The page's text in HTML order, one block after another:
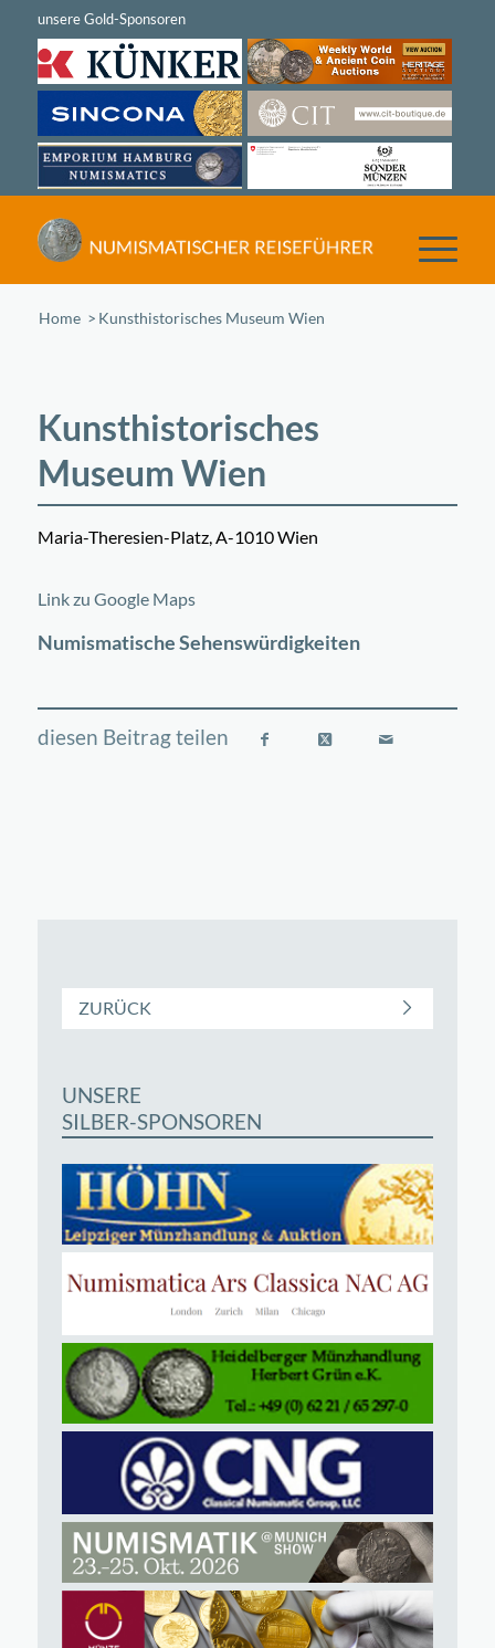
Home /Kunsthistorisches Museum Wien
Kunsthistorisches
Museum Wien
Maria-Theresien-Platz, A-1010 Wien
+
Link zu Google Maps
Numismatische Sehenswürdigkeiten
ZURÜCK
UNSERE
SILBER-SPONSOREN